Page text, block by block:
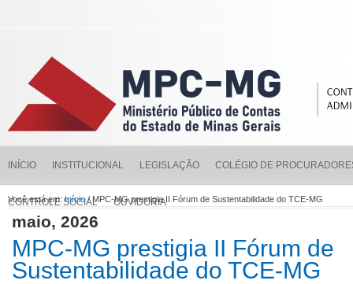
INÍCIO INSTITUCIONAL LEGISLAÇÃO COLÉGIO DE
CONTROLE SOCIAL OUVIDORIA
Você está em:Início/ MPC-MG prestigia II Fórum de Sustentabilidade do TCE-MG
maio, 2026
MPC-MG prestigia II Fórum de
Sustentabilidade do TCE-MG